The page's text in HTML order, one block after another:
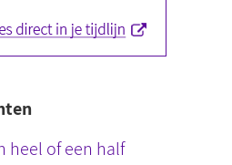
heel of een half